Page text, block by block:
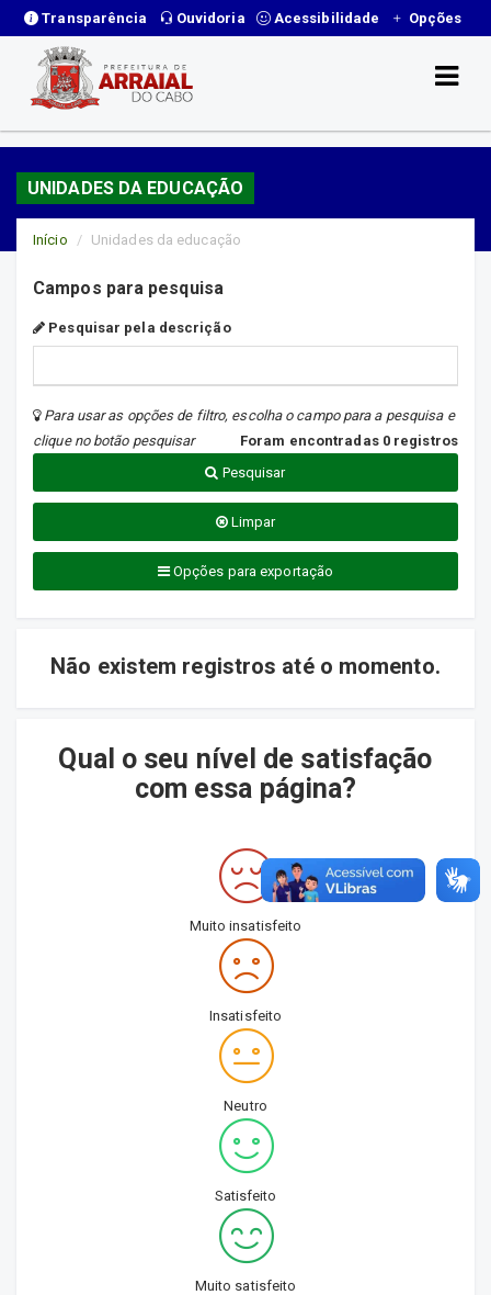
Transparência Ouvidoria Acessibilidade Opções
UNIDADES DA EDUCAÇÃO
Início Unidades da educação
Campos para pesquisa
Pesquisar pela descrição
Para usar as opções de filtro, escolha o campo para a pesquisa e
clique no botão pesquisar
Foram encontradas 0 registros
Pesquisar
Limpar
Opções para exportação
Não existem registros até o momento.
Qual o seu nível de satisfação
com essa página?
Muito insatisfeito
Insatisfeito
Neutro
Satisfeito
Muito satisfeito